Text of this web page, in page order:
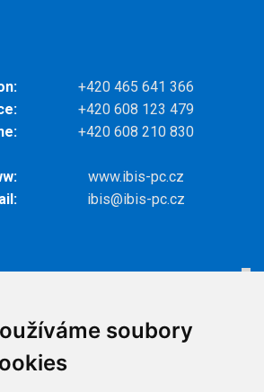
soubory
+420 465 641 366
+420 608 123 479
+420 608 210 830
www.ibis-pc.cz
ibis@ibis-pc.cz
Odkazy
Televize
Ke stažení